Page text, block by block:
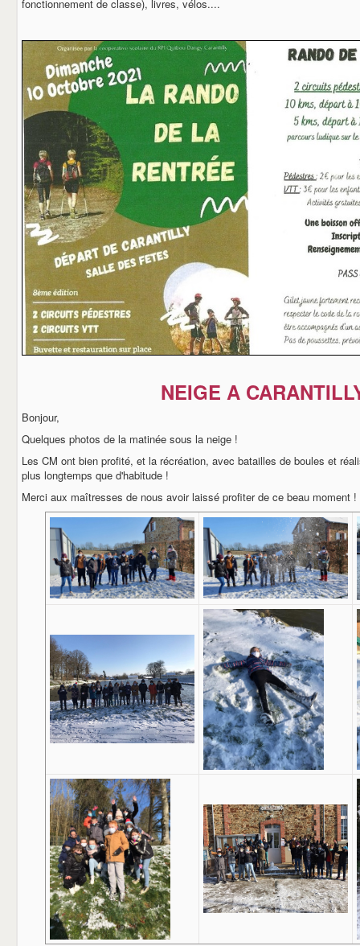
CARTE D'IDENTITE
NOUVEAUX HABITANTS
RECENSEMENT MILITAIRE (JDC)
CARANTILLY
UN PEU D'HISTOIRE
URBANISME
EGLISE ET CULTE
VOS ELUS
BIBLIOTHEQUE
CONTACT
fonctionnement de classe), livres, vélos....
NEIGE A
Bonjour,
Quelques photos de la matinée sous la neige !
Les CM ont bien profité, et la récréation, avec batailles de boules et
plus longtemps que d'habitude !
Merci aux maîtresses de nous avoir laissé profiter de ce beau moment !